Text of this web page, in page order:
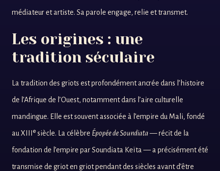
médiateur et artiste. Sa parole engage, relie et transmet.
Les origines : une
tradition séculaire
La tradition des griots est profondément ancrée dans l’histoire
de l’Afrique de l’Ouest, notamment dans l’aire culturelle
mandingue. Elle est souvent associée à l’empire du Mali, fondé
au XIIIᵉ siècle. La célèbre Épopée de Soundiata— récit de la
fondation de l’empire par Soundiata Keïta — a précisément été
transmise de griot en griot pendant des siècles avant d’être